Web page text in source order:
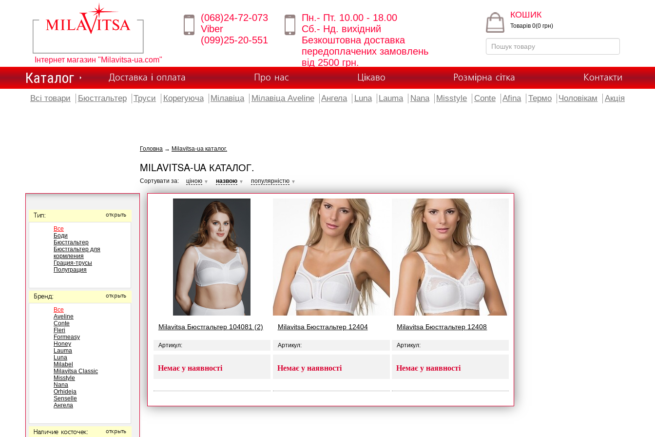
Інтернет магазин "Milavitsa-ua.com"
(068)24-72-073
Viber
(099)25-20-551
Пн.- Пт. 10.00 - 18.00
Сб.- Нд. вихідний
Безкоштовна доставка
передоплачених замовлень
від 2500 грн.
КОШИК
Товарів 0(0 грн)
Каталог Доставка і оплата Про нас Цікаво Розмірна сітка Контакти
Всі товари Бюстгальтер Труси Корегуюча Мілавіца Мілавіца Aveline Ангела Luna Lauma Nana Misstyle Conte Afina Термо Чоловікам Акція
Тип: открыть
Все
Боди
Бюстгальтер
Бюстгальтер для
кормления
Грация-трусы
Полуграция
Бренд: открыть
Все
Aveline
Conte
Fleri
Formeasy
Honey
Lauma
Luna
Milabel
Milavitsa Classic
Misstyle
Nana
Orhideja
Senselle
Ангела
Наличие косточек: открыть
Головна → Milavitsa-ua каталог.
MILAVITSA-UA КАТАЛОГ.
Сортувати за: ціною ▼ назвою ▼ популярністю ▼
Milavitsa Бюстгальтер 104081 (2)
Артикул:
Немає у наявності
Milavitsa Бюстгальтер 12404
Артикул:
Немає у наявності
Milavitsa Бюстгальтер 12408
Артикул:
Немає у наявності